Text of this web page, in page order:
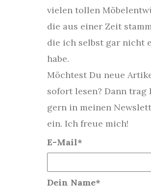
vielen tollen
die aus einer Zeit
die ich selbst gar nicht
habe.
Möchtest Du neue
sofort lesen? Dann trag
gern in meinen
ein. Ich freue mich!
E-Mail*
Dein Name*